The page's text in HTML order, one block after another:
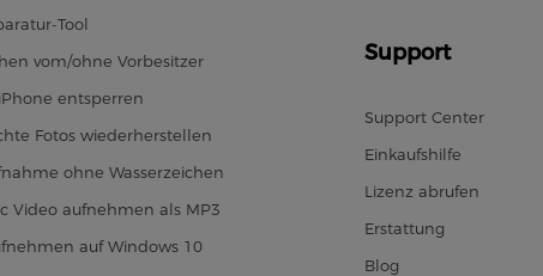
Tool
vom/ohne Vorbesitzer
entsperren
Fotos wiederherstellen
ohne Wasserzeichen
Video aufnehmen als MP3
auf Windows 10
Support
Support Center
Einkaufshilfe
Lizenz abrufen
Erstattung
Blog